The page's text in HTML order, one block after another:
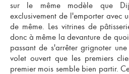
sur le même modèle que
exclusivement de l'emporter avec
de même. Les vitrines de
donc à même la devanture de
passant de s'arrêter grignoter
volet ouvert que les premiers
premier mois semble bien partir.